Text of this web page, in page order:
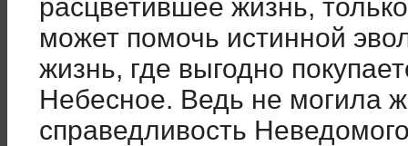
расцветившее жизнь,
может помочь истинной
жизнь, где выгодно
Небесное. Ведь не могила
справедливость